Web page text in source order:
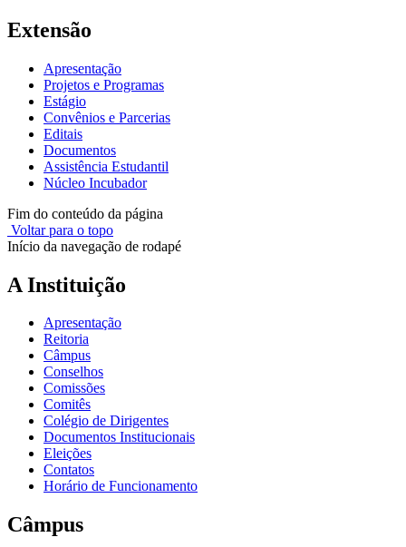
Extensão
Apresentação
Projetos e Programas
Estágio
Convênios e Parcerias
Editais
Documentos
Assistência Estudantil
Núcleo Incubador
Fim do conteúdo da página
Voltar para o topo
Início da navegação de rodapé
A Instituição
Apresentação
Reitoria
Câmpus
Conselhos
Comissões
Comitês
Colégio de Dirigentes
Documentos Institucionais
Eleições
Contatos
Horário de Funcionamento
Câmpus